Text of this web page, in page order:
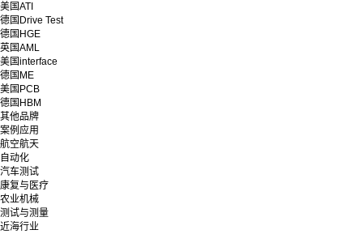
美国ATI
德国Drive Test
德国HGE
英国AML
美国interface
德国ME
美国PCB
德国HBM
其他品牌
案例应用
航空航天
自动化
汽车测试
康复与医疗
农业机械
测试与测量
近海行业